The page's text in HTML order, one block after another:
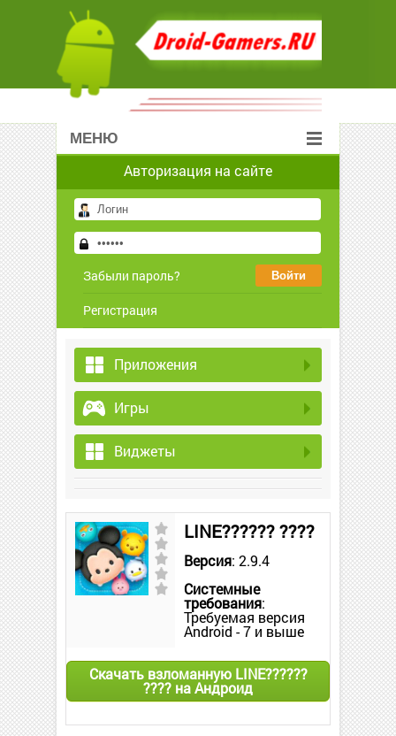
МЕНЮ
Авторизация на сайте
Забыли пароль?
Регистрация
Приложения
Игры
Виджеты
LINE?????? ????
Версия: 2.9.4
Системные
требования:
Требуемая версия
Android - 7 и выше
Скачать взломанную LINE??????
???? на Андроид